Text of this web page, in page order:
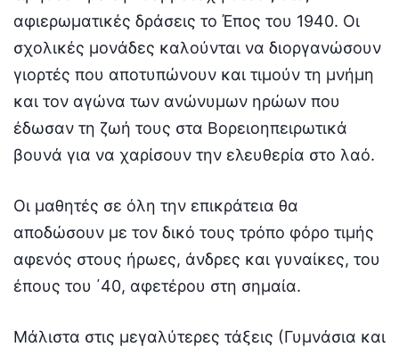
αφιερωματικές δράσεις το Έπος του 1940. Οι
σχολικές μονάδες καλούνται να διοργανώσουν
γιορτές που αποτυπώνουν και τιμούν τη μνήμη
και τον αγώνα των ανώνυμων ηρώων που
έδωσαν τη ζωή τους στα Βορειοηπειρωτικά
βουνά για να χαρίσουν την ελευθερία στο λαό.
Οι μαθητές σε όλη την επικράτεια θα
αποδώσουν με τον δικό τους τρόπο φόρο τιμής
αφενός στους ήρωες, άνδρες και γυναίκες, του
έπους του ΄40, αφετέρου στη σημαία.
Μάλιστα στις μεγαλύτερες τάξεις (Γυμνάσια και